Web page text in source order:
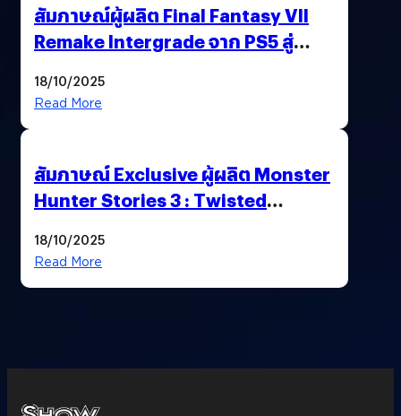
สัมภาษณ์ผู้ผลิต Final Fantasy VII
Remake Intergrade จาก PS5 สู่
18/10/2025
Read More
สัมภาษณ์ Exclusive ผู้ผลิต Monster
Hunter Stories 3 : Twisted
สวยฉ่ำ !
18/10/2025
Read More